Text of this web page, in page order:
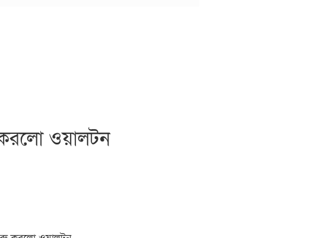
করলো ওয়ালটন